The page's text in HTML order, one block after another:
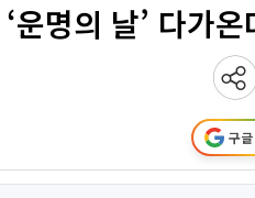
명의 날’ 다가온
구